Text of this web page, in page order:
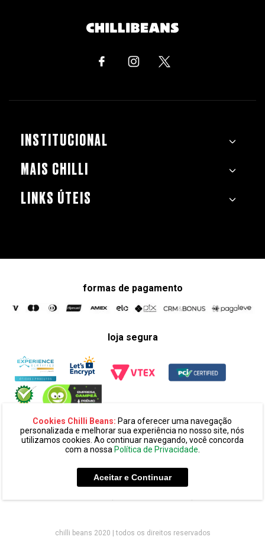
Cookies Chilli Beans: Para oferecer uma navegação
personalizada e melhorar sua experiência no nosso site, nós
utilizamos cookies. Ao continuar navegando, você concorda
com a nossa Política de Privacidade.
Aceitar e Continuar
INSTITUCIONAL
MAIS CHILLI
LINKS ÚTEIS
formas de pagamento
loja segura
ltda. cnpj: 14.439.371/0002-60
alameda amazonas, 594, terreo mezanino, alphaville
chilli beans 2020 | todos os direitos reservados